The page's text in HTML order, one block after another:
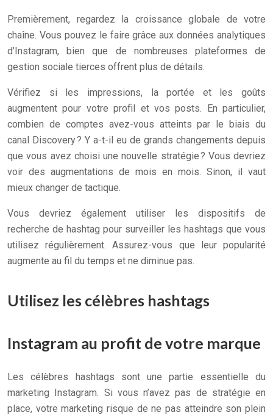
Premièrement, regardez la croissance globale de votre
chaîne. Vous pouvez le faire grâce aux données analytiques
d’Instagram, bien que de nombreuses plateformes de
gestion sociale tierces offrent plus de détails.
Vérifiez si les impressions, la portée et les goûts
augmentent pour votre profil et vos posts. En particulier,
combien de comptes avez-vous atteints par le biais du
canal Discovery ? Y a-t-il eu de grands changements depuis
que vous avez choisi une nouvelle stratégie ? Vous devriez
voir des augmentations de mois en mois. Sinon, il vaut
mieux changer de tactique.
Vous devriez également utiliser les dispositifs de
recherche de hashtag pour surveiller les hashtags que vous
utilisez régulièrement. Assurez-vous que leur popularité
augmente au fil du temps et ne diminue pas.
Utilisez les célèbres hashtags
Instagram au profit de votre marque
Les célèbres hashtags sont une partie essentielle du
marketing Instagram. Si vous n’avez pas de stratégie en
place, votre marketing risque de ne pas atteindre son plein